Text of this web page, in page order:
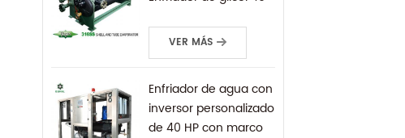
VER MÁS
Enfriador de agua con
inversor personalizado
de 40 HP con marco